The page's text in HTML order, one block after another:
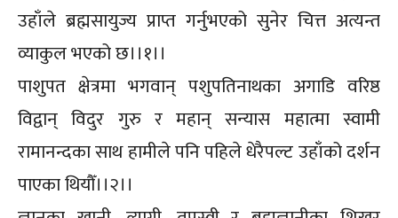
उहाँले ब्रह्मसायुज्य प्राप्त गर्नुभएको सुनेर चित्त अत्यन्त
व्याकुल भएको छ।।१।।
पाशुपत क्षेत्रमा भगवान् पशुपतिनाथका अगाडि वरिष्ठ
विद्वान् विदुर गुरु र महान् सन्यास महात्मा स्वामी
रामानन्दका साथ हामीले पनि पहिले धेरैपल्ट उहाँको दर्शन
पाएका थियौँ।।२।।